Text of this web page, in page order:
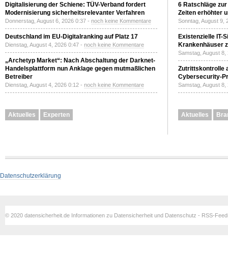
Digitalisierung der Schiene: TÜV-Verband fordert
Modernisierung sicherheitsrelevanter Verfahren
Donnerstag, August 6, 2026 0:37 - noch keine Kommentare
Deutschland im EU-Digitalranking auf Platz 17
Dienstag, August 4, 2026 0:47 - noch keine Kommentare
„Archetyp Market“: Nach Abschaltung der Darknet-
Handelsplattform nun Anklage gegen mutmaßlichen
Betreiber
Dienstag, August 4, 2026 0:12 - noch keine Kommentare
Aktuelles Experten
6 Ratschläge
Zeiten erhöhter
Sonntag, August 9,
Existenzielle IT-
Krankenhäuser
Samstag, August
Zutrittskontrolle
Cybersecurity-
Samstag, August
Aktuelles
Datenschutzerklärung
© 2020 datensicherheit.de Informationen zu Datensicherheit und Datenschutz - RSS-